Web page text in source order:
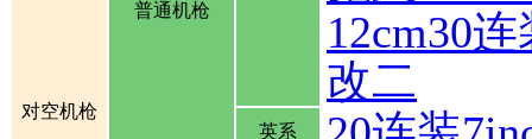
对空机枪
普通机枪
12cm30
改二
英系